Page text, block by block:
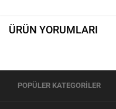
ÜRÜN YORUMLARI
POPÜLER KATEGORİLER